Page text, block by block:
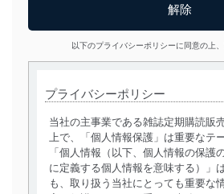
以下のプライバシーポリシーに同意の上、
プライバシーポリシー
当社の主事業である雑誌定期購読販
上で、「個人情報保護」は重要なテ
「個人情報（以下、個人情報の保護
に定義する個人情報を意味する）」
も、取り扱う当社にとっても重要な